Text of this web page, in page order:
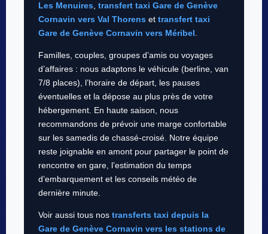
Les Menuires transfert taxi Gare de Genève
Cornavin vers Val Thorens et transfert taxi
Gare de Genève Cornavin vers Méribel
Familles, couples, groupes d’amis ou voyages
d’affaires : nous adaptons le véhicule (berline, van
7/8 places), l’horaire de départ, les pauses
éventuelles et la dépose au plus près de votre
hébergement. En haute saison, nous
recommandons de prévoir une marge confortable
sur les samedis de chassé-croisé. Notre équipe
reste joignable en amont pour partager le point de
rencontre en gare, l’estimation du temps
d’embarquement et les conseils météo de
dernière minute.
Voir aussi tous nos transferts taxi depuis la
Gare de Genève Cornavin vers les stations de